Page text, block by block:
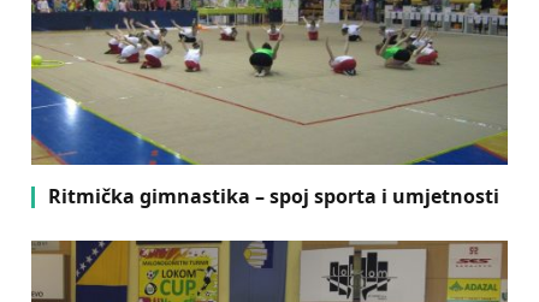
Ritmička gimnastika – spoj sporta i umjetnosti